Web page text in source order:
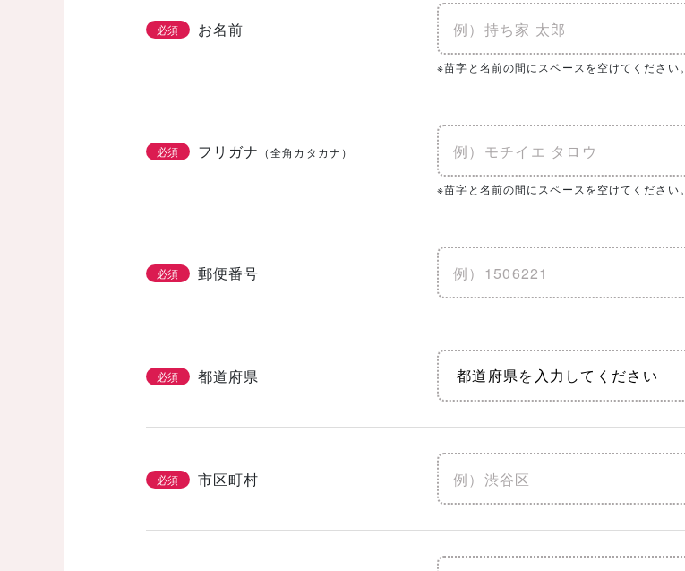
必須 お名前
※苗字と名前の間にスペースを空けてください。
必須 フリガナ （全角カタカナ）
※苗字と名前の間にスペースを空けてください。
必須 郵便番号
必須 都道府県
必須 市区町村